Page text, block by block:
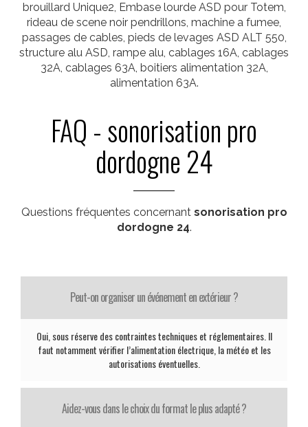
brouillard Unique2, Embase lourde ASD pour Totem,
rideau de scene noir pendrillons, machine a fumee,
passages de cables, pieds de levages ASD ALT 550,
structure alu ASD, rampe alu, cablages 16A, cablages
32A, cablages 63A, boitiers alimentation 32A,
alimentation 63A.
FAQ - sonorisation pro
dordogne 24
Questions fréquentes concernant sonorisation pro
dordogne 24.
Peut-on organiser un événement en extérieur ?
Oui, sous réserve des contraintes techniques et réglementaires. Il
faut notamment vérifier l’alimentation électrique, la météo et les
autorisations éventuelles.
Aidez-vous dans le choix du format le plus adapté ?